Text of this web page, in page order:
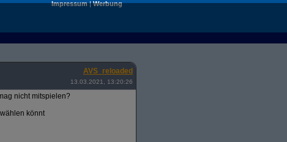
Impressum|Werbung
AVS_reloaded
13.03.2021, 13:20:26
nicht mitspielen?
könnt